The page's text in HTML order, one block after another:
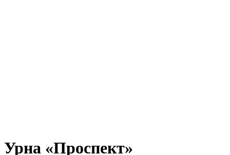
Урна «Проспект»